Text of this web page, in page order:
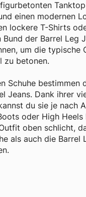
einen modernen
lockere T-Shirts
Bund der Barrel Leg
um die typische
zu betonen.
Schuhe bestimmen
Jeans. Dank ihrer
du sie je nach
oder High Heels
oben schlicht,
als auch die Barrel